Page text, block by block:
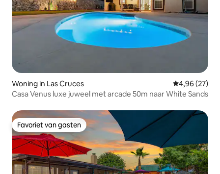
Woning in Las Cruces Gemiddelde
4,96 (27)
Casa Venus luxe juweel met arcade 50m naar White Sands
Favoriet van gasten
Favoriet van gasten